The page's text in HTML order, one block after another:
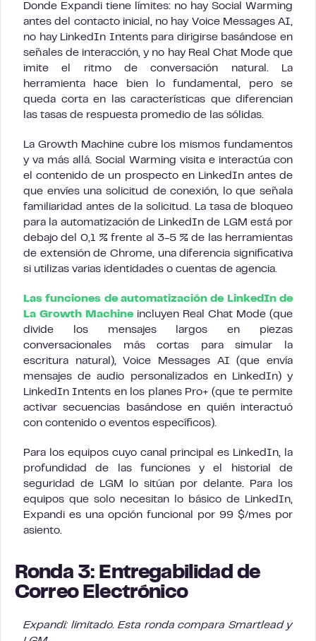
Donde Expandi tiene límites: no hay Social Warming
antes del contacto inicial, no hay Voice Messages AI,
no hay LinkedIn Intents para dirigirse basándose en
señales de interacción, y no hay Real Chat Mode que
imite el ritmo de conversación natural. La
herramienta hace bien lo fundamental, pero se
queda corta en las características que diferencian
las tasas de respuesta promedio de las sólidas.
La Growth Machine cubre los mismos fundamentos
y va más allá. Social Warming visita e interactúa con
el contenido de un prospecto en LinkedIn antes de
que envíes una solicitud de conexión, lo que señala
familiaridad antes de la solicitud. La tasa de bloqueo
para la automatización de LinkedIn de LGM está por
debajo del 0,1 % frente al 3-5 % de las herramientas
de extensión de Chrome, una diferencia significativa
si utilizas varias identidades o cuentas de agencia.
Las funciones de automatización de LinkedIn de
La Growth Machine incluyen Real Chat Mode (que
divide los mensajes largos en piezas
conversacionales más cortas para simular la
escritura natural), Voice Messages AI (que envía
mensajes de audio personalizados en LinkedIn) y
LinkedIn Intents en los planes Pro+ (que te permite
activar secuencias basándose en quién interactuó
con contenido o eventos específicos).
Para los equipos cuyo canal principal es LinkedIn, la
profundidad de las funciones y el historial de
seguridad de LGM lo sitúan por delante. Para los
equipos que solo necesitan lo básico de LinkedIn,
Expandi es una opción funcional por 99 $/mes por
asiento.
Ronda 3: Entregabilidad de
Correo Electrónico
Expandi: limitado. Esta ronda compara Smartlead y